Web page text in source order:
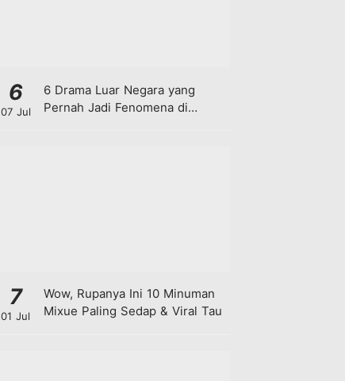
6
07 Jul
6 Drama Luar Negara yang
Pernah Jadi Fenomena di
7
01 Jul
Wow, Rupanya Ini 10 Minuman
Mixue Paling Sedap & Viral Tau